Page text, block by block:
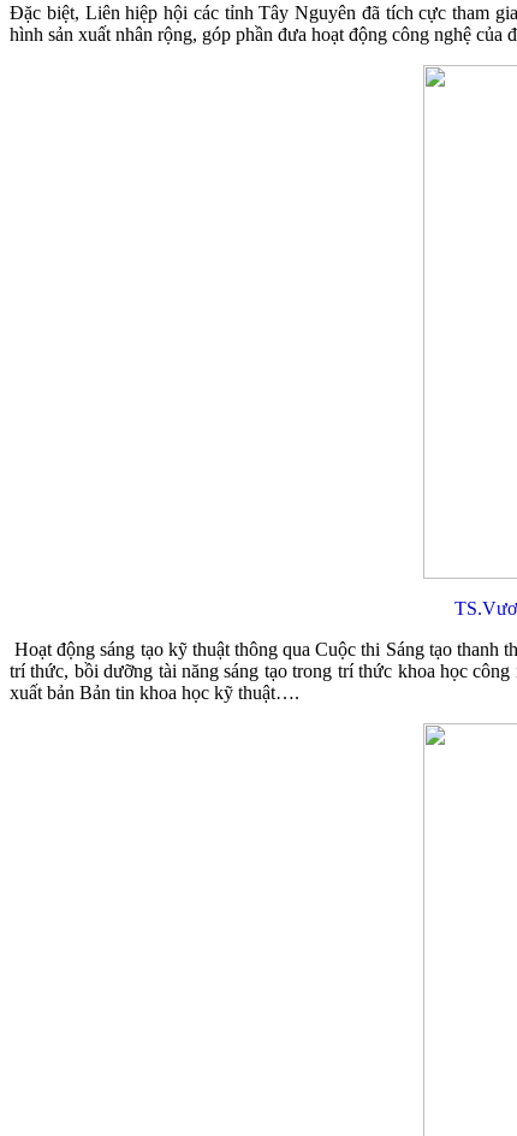
Đặc biệt, Liên hiệp hội các tỉnh Tây Nguyên đã tích cực tham
hình sản xuất nhân rộng, góp phần đưa hoạt động công nghệ của
Hoạt động sáng tạo kỹ thuật thông qua Cuộc thi Sáng tạo
trí thức, bồi dưỡng tài năng sáng tạo trong trí thức khoa học
xuất bản Bản tin khoa học kỹ thuật….